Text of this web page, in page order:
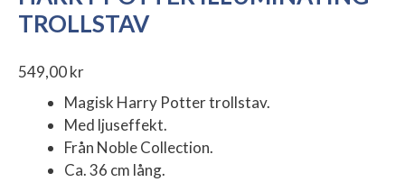
TROLLSTAV
549,00kr
Magisk Harry Potter trollstav.
Med ljuseffekt.
Från Noble Collection.
Ca. 36 cm lång.